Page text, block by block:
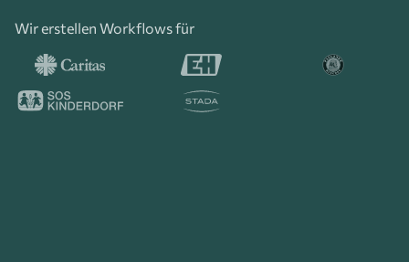
Wir erstellen Workflows für